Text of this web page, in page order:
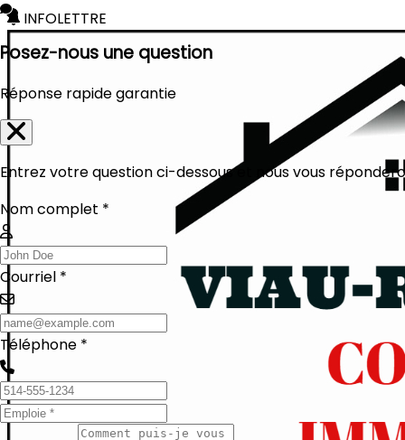
INFOLETTRE
Posez-nous une question
Réponse rapide garantie
Entrez votre question ci-dessous et nous vous
Nom complet *
Courriel *
Téléphone *